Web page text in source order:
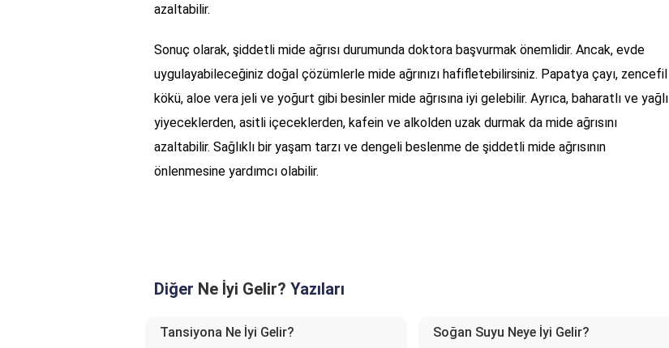
azaltabilir.
Sonuç olarak, şiddetli mide ağrısı durumunda doktora başvurmak önemlidir. Ancak, evde
uygulayabileceğiniz doğal çözümlerle mide ağrınızı hafifletebilirsiniz. Papatya çayı, zencefil
kökü, aloe vera jeli ve yoğurt gibi besinler mide ağrısına iyi gelebilir. Ayrıca, baharatlı ve yağlı
yiyeceklerden, asitli içeceklerden, kafein ve alkolden uzak durmak da mide ağrısını
azaltabilir. Sağlıklı bir yaşam tarzı ve dengeli beslenme de şiddetli mide ağrısının
önlenmesine yardımcı olabilir.
Diğer Ne İyi Gelir? Yazıları
Tansiyona Ne İyi Gelir? Soğan Suyu Neye İyi Gelir?